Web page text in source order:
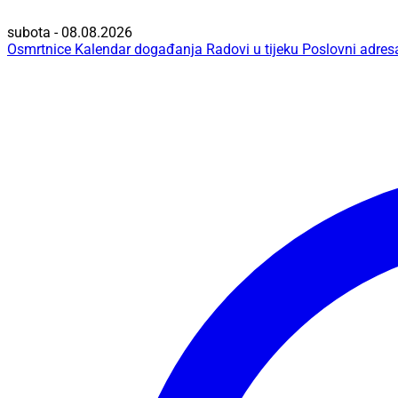
subota - 08.08.2026
Osmrtnice Kalendar događanja Radovi u tijeku Poslovni